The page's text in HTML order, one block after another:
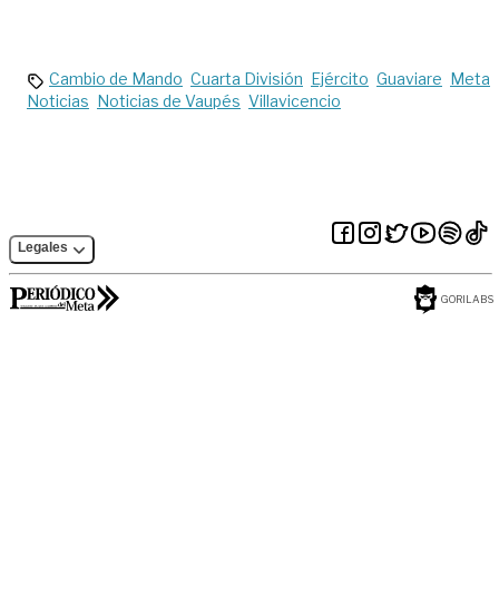
Cambio de Mando Cuarta División Ejército Guaviare Meta
Noticias Noticias de Vaupés Villavicencio
Legales
GORILABS